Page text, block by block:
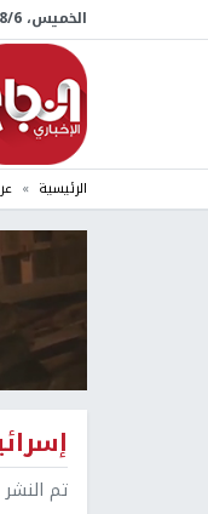
الخميس، 6/‏8/‏2026 09:14:46 مساءً
الرئيسية
تم النشر